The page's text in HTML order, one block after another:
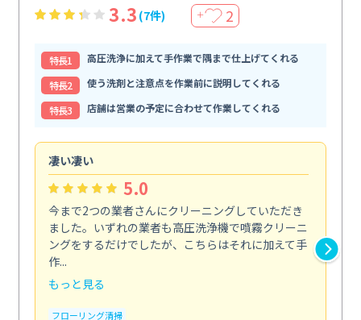
3.3 (7件) ＋ 2
特⻑1
高圧洗浄に加えて手作業で隅まで仕上げてくれる
特⻑2
使う洗剤と注意点を作業前に説明してくれる
特⻑3
店舗は営業の予定に合わせて作業してくれる
凄い凄い
5.0
今まで2つの業者さんにクリーニングしていただき
ました。いずれの業者も高圧洗浄機で噴霧クリーニ
ングをするだけでしたが、こちらはそれに加えて手
作...
もっと見る
フローリング清掃